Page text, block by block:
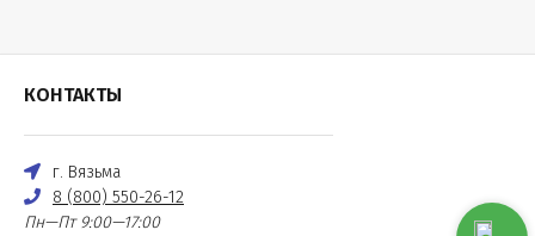
КОНТАКТЫ
г. Вязьма
8 (800) 550-26-12
Пн—Пт 9:00—17:00